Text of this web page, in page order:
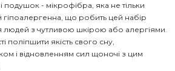
подушок - мікрофібра, яка не тільки
гіпоалергенна, що робить цей набір
людей з чутливою шкірою або алергіями.
поліпшити якість свого сну,
і відновленням сил щоночі з цим